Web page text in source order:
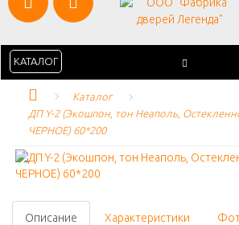
КАТАЛОГ
Каталог
ДП Y-2 (Экошпон, тон Неаполь,
ЧЕРНОЕ) 60*200
Описание Характеристики